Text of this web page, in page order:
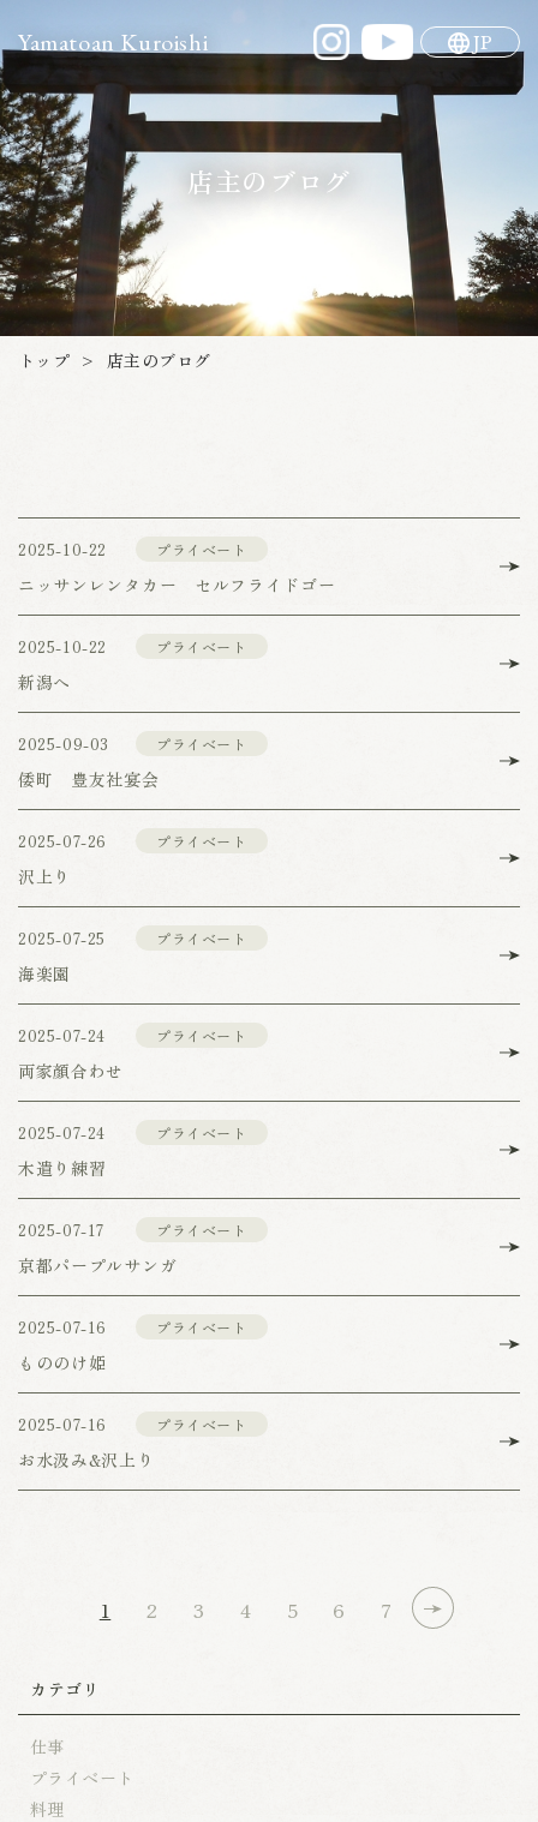
Yamatoan Kuroishi JP
店主のブログ
トップ > 店主のブログ
2025-10-22 プライベート
ニッサンレンタカー セルフライドゴー
2025-10-22 プライベート
新潟へ
2025-09-03 プライベート
倭町 豊友社宴会
2025-07-26 プライベート
沢上り
2025-07-25 プライベート
海楽園
2025-07-24 プライベート
両家顔合わせ
2025-07-24 プライベート
木遣り練習
2025-07-17 プライベート
京都パープルサンガ
2025-07-16 プライベート
もののけ姫
2025-07-16 プライベート
お水汲み&沢上り
1 2 3 4 5 6 7
カテゴリ
仕事
プライベート
料理